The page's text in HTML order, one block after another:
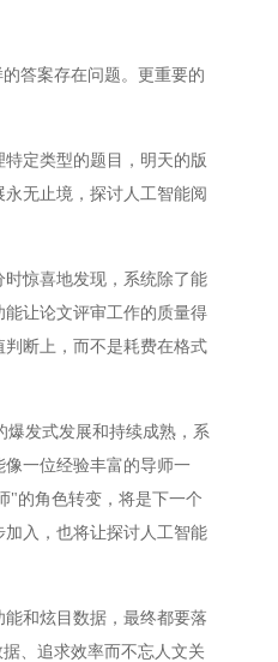
答案存在问题。更重要的
定类型的题目，明天的版
无止境，探讨人工智能阅
惊喜地发现，系统除了能
让论文评审工作的质量得
断上，而不是耗费在格式
发式发展和持续成熟，系
一位经验丰富的导师一
"的角色转变，将是下一个
入，也将让探讨人工智能
和炫目数据，最终都要落
、追求效率而不忘人文关